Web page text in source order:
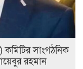
সাংগঠনিক
রহমান